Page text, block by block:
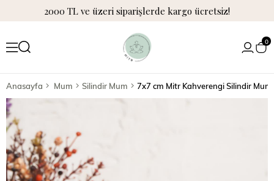
2000 TL ve üzeri siparişlerde kargo ücretsiz!
0
Anasayfa Mum Silindir Mum 7x7 cm Mitr Kahverengi Silindir Mum